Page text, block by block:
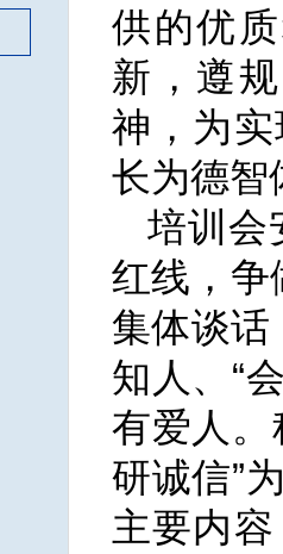
供的优
新，遵
神，为
长为德智
培训会
红线，争
集体谈话
知人、“
有爱人。
研诚信”
主要内